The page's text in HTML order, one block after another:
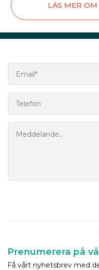
LÄS MER
Prenumerera på
Få vårt nyhetsbrev med